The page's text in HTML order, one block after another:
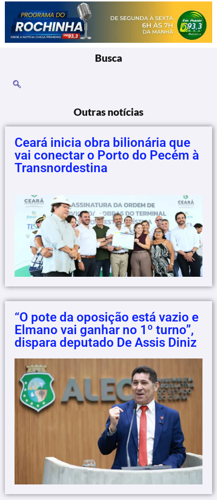
Busca
Outras notícias
Ceará inicia obra bilionária que
vai conectar o Porto do Pecém à
Transnordestina
“O pote da oposição está vazio e
Elmano vai ganhar no 1º turno”,
dispara deputado De Assis Diniz